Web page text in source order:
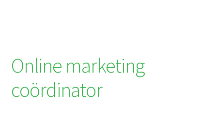
Online marketing
coördinator